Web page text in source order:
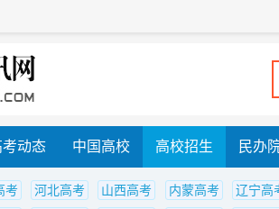
考动态 中国高校 高校招生 民办
考 河北高考 山西高考 内蒙高考
辽宁高